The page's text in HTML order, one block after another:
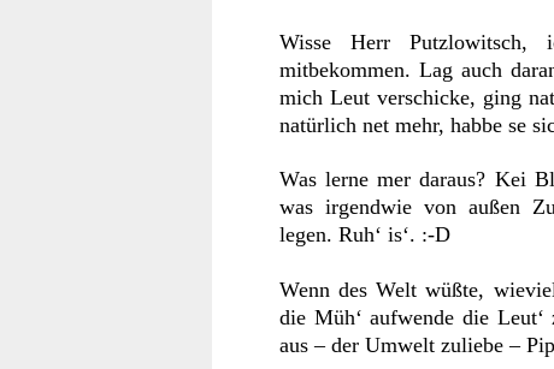
Wisse Herr
mitbekommen. Lag auch
mich Leut verschicke, ging
natürlich net mehr, habbe se
Was lerne mer daraus? Kei
was irgendwie von außen
legen. Ruh‘ is‘. :-D
Wenn des Welt wüßte,
die Müh‘ aufwende die
aus – der Umwelt zuliebe –